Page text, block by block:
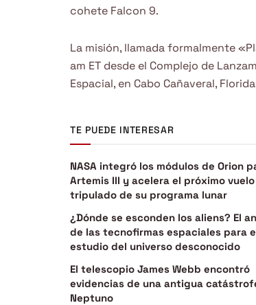
cohete Falcon 9.
La misión, llamada formalmente
am ET desde el Complejo de
Espacial, en Cabo Cañaveral,
TE PUEDE INTERESAR
NASA integró los módulos de Orion
Artemis III y acelera el próximo vuelo
tripulado de su programa lunar
¿Dónde se esconden los aliens? El
de las tecnofirmas espaciales para
estudio del universo desconocido
El telescopio James Webb encontró
evidencias de una antigua
Neptuno